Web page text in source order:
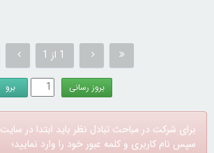
1 از 1
برای شرکت در مباحث تبادل نظر باید ابتدا در سایت
سپس نام کاربری و کلمه عبور خود را وارد نمایید؛